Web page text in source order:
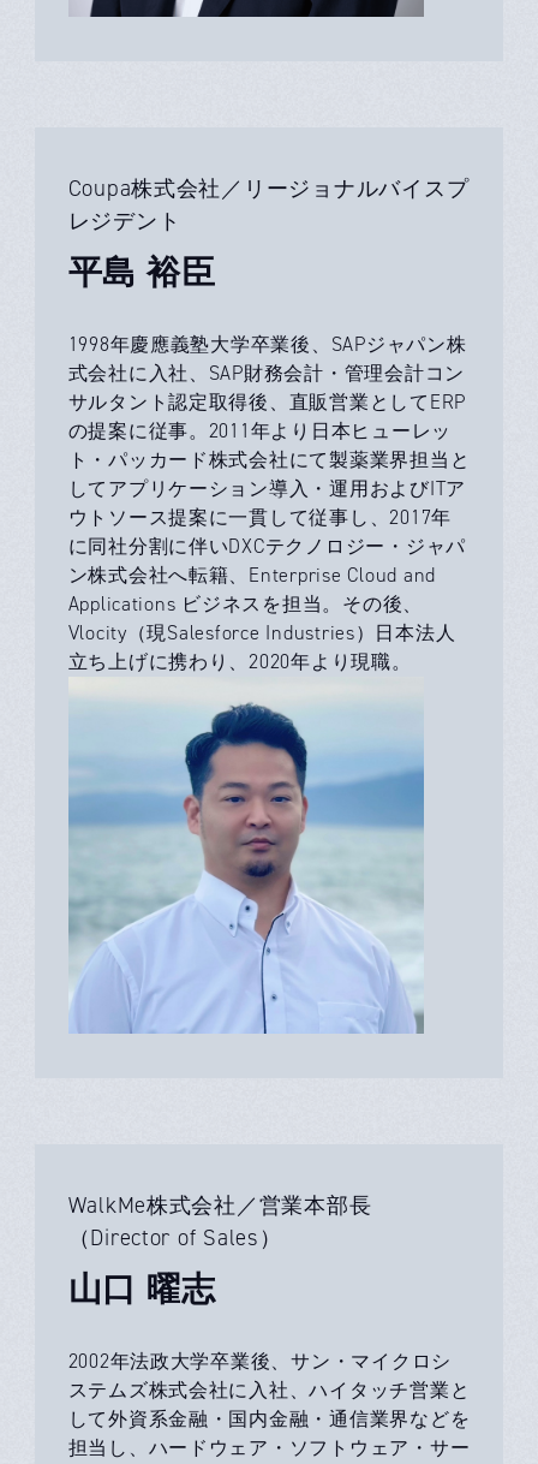
Coupa株式会社／リージョナルバイスプ
レジデント
平島 裕臣
1998年慶應義塾大学卒業後、SAPジャパン株
式会社に入社、SAP財務会計・管理会計コン
サルタント認定取得後、直販営業としてERP
の提案に従事。2011年より日本ヒューレッ
ト・パッカード株式会社にて製薬業界担当と
してアプリケーション導入・運用およびITア
ウトソース提案に一貫して従事し、2017年
に同社分割に伴いDXCテクノロジー・ジャパ
ン株式会社へ転籍、Enterprise Cloud and
Applications ビジネスを担当。その後、
Vlocity（現Salesforce Industries）日本法人
立ち上げに携わり、2020年より現職。
WalkMe株式会社／営業本部長
（Director of Sales）
山口 曜志
2002年法政大学卒業後、サン・マイクロシ
ステムズ株式会社に入社、ハイタッチ営業と
して外資系金融・国内金融・通信業界などを
担当し、ハードウェア・ソフトウェア・サー